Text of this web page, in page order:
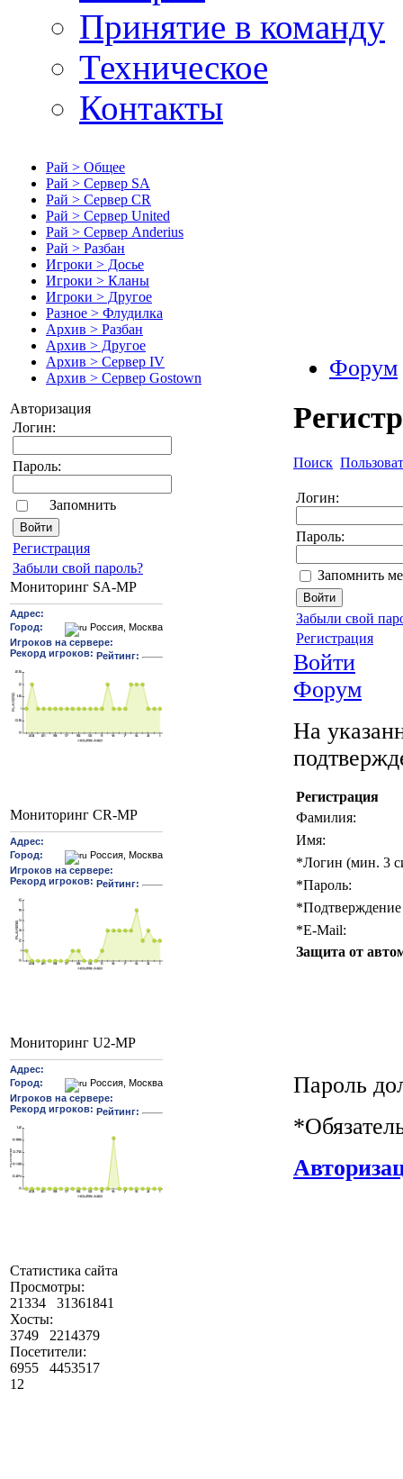
Принятие в команду
Техническое
Контакты
Рай > Общее
Рай > Сервер SA
Рай > Сервер CR
Рай > Сервер United
Рай > Сервер Anderius
Рай > Разбан
Игроки > Досье
Игроки > Кланы
Игроки > Другое
Разное > Флудилка
Архив > Разбан
Архив > Другое
Архив > Сервер IV
Архив > Сервер Gostown
Авторизация
Логин:
Пароль:
Запомнить
Pегиcтрaция
Забыли свой пароль?
Мониторинг SA-MP
Мониторинг CR-MP
Мониторинг U2-MP
Статистика сайта
Просмотры:
21334
31361841
Хосты:
3749
2214379
Посетители:
6955
4453517
12
Форум
Поиск
Логин:
Пароль:
Запомнить
Забыли свой
Регистрация
Войти
Форум
На
Регистрация
Фамилия:
Имя:
*Логин (мин. 3
*Пароль:
*Подтверждение
*E-Mail:
Защита от
Пароль
*